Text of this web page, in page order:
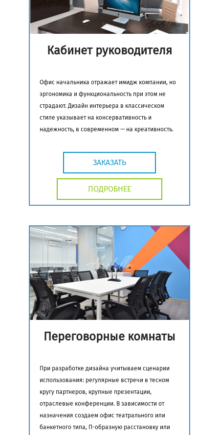
Кабинет руководителя
Офис начальника отражает имидж компании, но
эргономика и функциональность при этом не
страдают. Дизайн интерьера в классическом
стиле указывает на консервативность и
надежность, в современном — на креативность.
ЗАКАЗАТЬ
ПОДРОБНЕЕ
Переговорные комнаты
При разработке дизайна учитываем сценарии
использования: регулярные встречи в тесном
кругу партнеров, крупные презентации,
отраслевые конференции. В зависимости от
назначения создаем офис театрального или
банкетного типа, П-образную расстановку или